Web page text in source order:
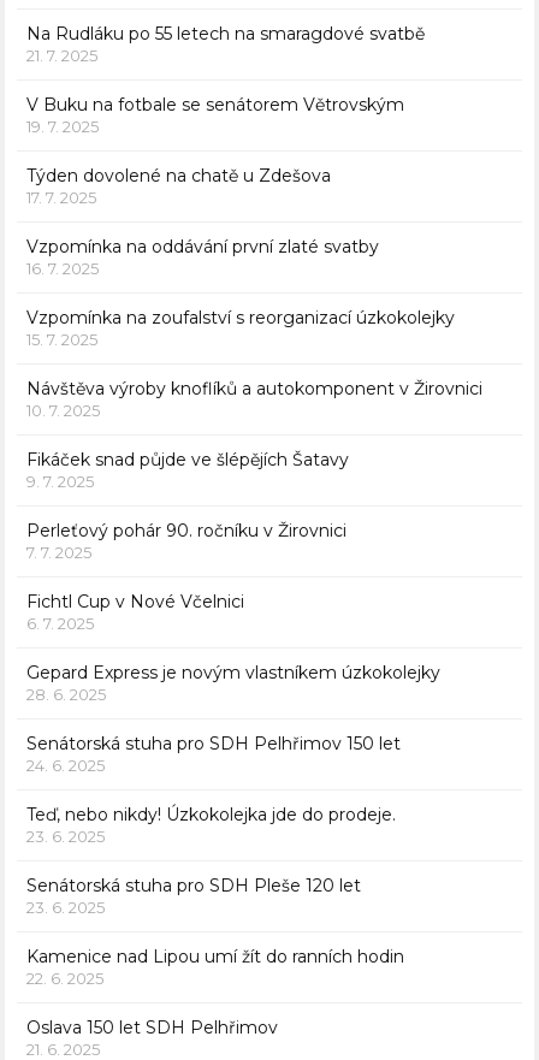
Na Rudláku po 55 letech na smaragdové svatbě
21. 7. 2025
V Buku na fotbale se senátorem Větrovským
19. 7. 2025
Týden dovolené na chatě u Zdešova
17. 7. 2025
Vzpomínka na oddávání první zlaté svatby
16. 7. 2025
Vzpomínka na zoufalství s reorganizací úzkokolejky
15. 7. 2025
Návštěva výroby knoflíků a autokomponent v Žirovnici
10. 7. 2025
Fikáček snad půjde ve šlépějích Šatavy
9. 7. 2025
Perleťový pohár 90. ročníku v Žirovnici
7. 7. 2025
Fichtl Cup v Nové Včelnici
6. 7. 2025
Gepard Express je novým vlastníkem úzkokolejky
28. 6. 2025
Senátorská stuha pro SDH Pelhřimov 150 let
24. 6. 2025
Teď, nebo nikdy! Úzkokolejka jde do prodeje.
23. 6. 2025
Senátorská stuha pro SDH Pleše 120 let
23. 6. 2025
Kamenice nad Lipou umí žít do ranních hodin
22. 6. 2025
Oslava 150 let SDH Pelhřimov
21. 6. 2025